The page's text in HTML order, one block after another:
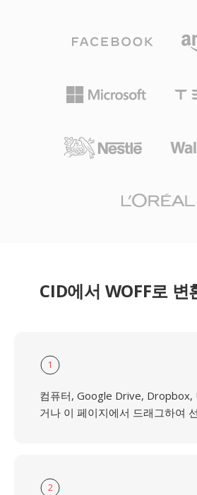
CID에서 WOFF로 변
1
컴퓨터, Google Drive, Dropbox,
거나 이 페이지에서 드래그하여
2